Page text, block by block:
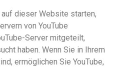
dieser Website starten,
von YouTube
Server mitgeteilt,
haben. Wenn Sie in Ihrem
ermöglichen Sie YouTube,